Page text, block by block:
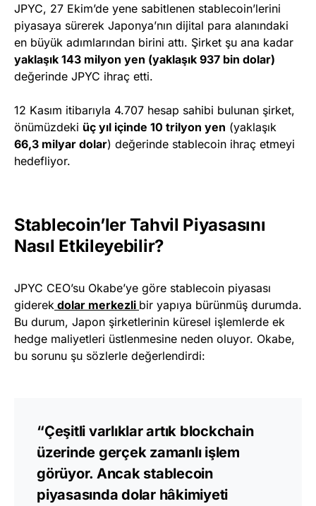
JPYC, 27 Ekim’de yene sabitlenen stablecoin’lerini
piyasaya sürerek Japonya’nın dijital para alanındaki
en büyük adımlarından birini attı. Şirket şu ana kadar
yaklaşık 143 milyon yen (yaklaşık 937 bin dolar)
değerinde JPYC ihraç etti.
12 Kasım itibarıyla 4.707 hesap sahibi bulunan şirket,
önümüzdeki üç yıl içinde 10 trilyon yen (yaklaşık
66,3 milyar dolar) değerinde stablecoin ihraç etmeyi
hedefliyor.
Stablecoin’ler Tahvil Piyasasını
Nasıl Etkileyebilir?
JPYC CEO’su Okabe’ye göre stablecoin piyasası
giderek dolar merkezli bir yapıya bürünmüş durumda.
Bu durum, Japon şirketlerinin küresel işlemlerde ek
hedge maliyetleri üstlenmesine neden oluyor. Okabe,
bu sorunu şu sözlerle değerlendirdi:
“Çeşitli varlıklar artık blockchain
üzerinde gerçek zamanlı işlem
görüyor. Ancak stablecoin
piyasasında dolar hâkimiyeti